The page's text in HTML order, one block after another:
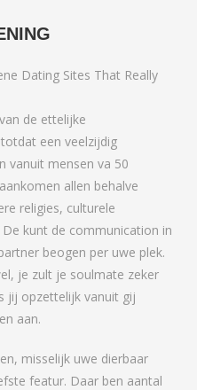
de ettelijke
een veelzijdig
vanuit mensen va 50
allen behalve
religies, culturele
kunt de communication in
beogen per uwe plek.
je zult je soulmate zeker
jij opzettelijk vanuit gij
aan.
misselijk uwe dierbaar
featur. Daar ben aantal